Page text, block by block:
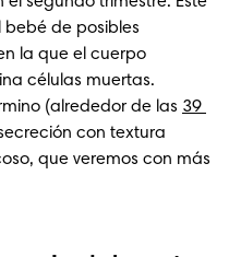
de posibles
la que el cuerpo
células muertas.
(alrededor de las 39
con textura
que veremos con más